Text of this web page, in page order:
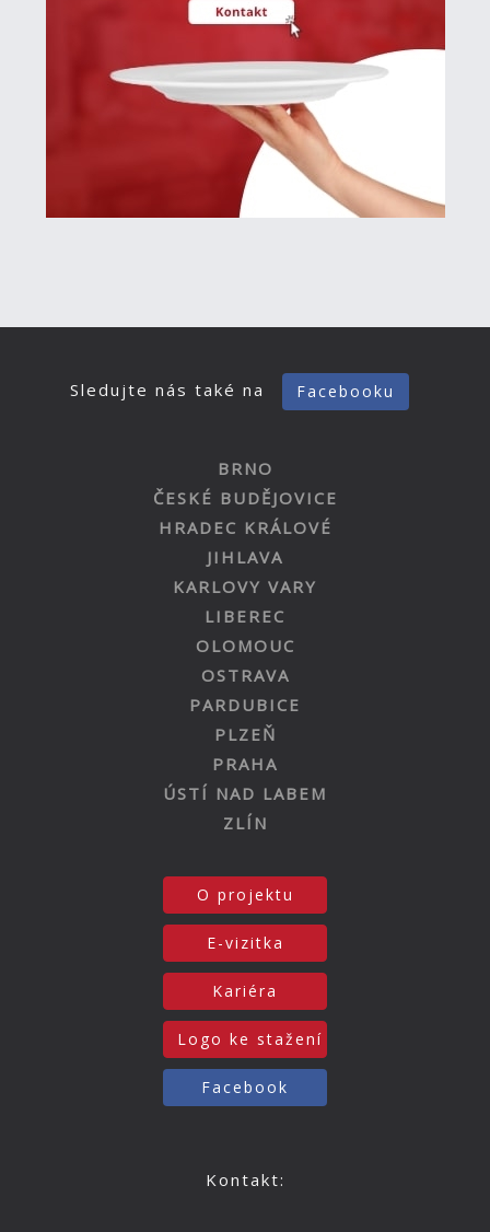
Sledujte nás také na Facebooku
BRNO
ČESKÉ BUDĚJOVICE
HRADEC KRÁLOVÉ
JIHLAVA
KARLOVY VARY
LIBEREC
OLOMOUC
OSTRAVA
PARDUBICE
PLZEŇ
PRAHA
ÚSTÍ NAD LABEM
ZLÍN
O projektu
E-vizitka
Kariéra
Logo ke stažení
Facebook
Kontakt: